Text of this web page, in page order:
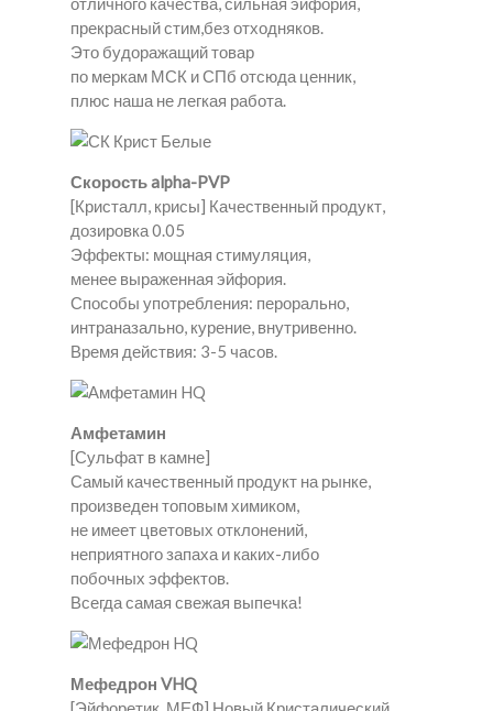
прекрасный стим,без отходняков.
Это будоражащий товар
по меркам МСК и СПб отсюда ценник,
плюс наша не легкая работа.
Скорость alpha-PVP
[Кристалл, крисы] Качественный продукт,
дозировка 0.05
Эффекты: мощная стимуляция,
менее выраженная эйфория.
Способы употребления: перорально,
интраназально, курение, внутривенно.
Время действия: 3-5 часов.
Амфетамин
[Сульфат в камне]
Самый качественный продукт на рынке,
произведен топовым химиком,
не имеет цветовых отклонений,
неприятного запаха и каких-либо
побочных эффектов.
Всегда самая свежая выпечка!
Мефедрон VHQ